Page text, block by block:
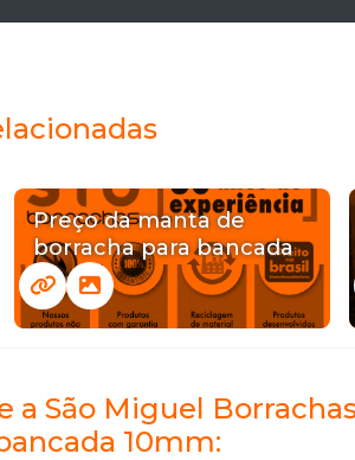
Preço da manta de
borracha para bancada
a São Miguel
10mm: